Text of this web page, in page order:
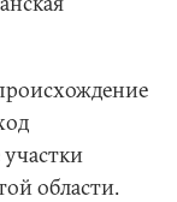
области.